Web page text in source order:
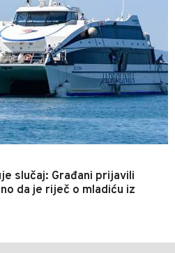
slučaj: Građani prijavili
da je riječ o mladiću iz